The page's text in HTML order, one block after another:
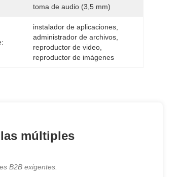
toma de audio (3,5 mm)
instalador de aplicaciones,
administrador de archivos,
reproductor de video,
reproductor de imágenes
múltiples
B2B exigentes.